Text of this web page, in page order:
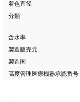
着色直径
分類
含水率
製造販売元
製造国
高度管理医療機器承認番号